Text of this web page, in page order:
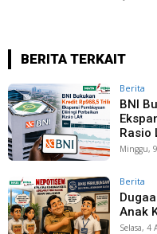
BERITA TERKAIT
Berita
BNI
Rasio
Minggu,
Berita
Anak
Selasa, 4